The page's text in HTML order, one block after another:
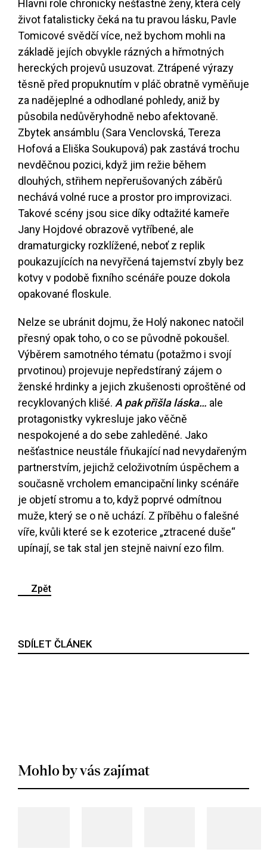
Hlavní role chronicky nešťastné ženy, která celý
život fatalisticky čeká na tu pravou lásku, Pavle
Tomicové svědčí více, než bychom mohli na
základě jejích obvykle rázných a hřmotných
hereckých projevů usuzovat. Ztrápené výrazy
těsně před propuknutím v pláč obratně vyměňuje
za nadějeplné a odhodlané pohledy, aniž by
působila nedůvěryhodně nebo afektovaně.
Zbytek ansámblu (Sara Venclovská, Tereza
Hofová a Eliška Soukupová) pak zastává trochu
nevděčnou pozici, když jim režie během
dlouhých, střihem nepřerušovaných záběrů
nechává volné ruce a prostor pro improvizaci.
Takové scény jsou sice díky odtažité kameře
Jany Hojdové obrazově vytříbené, ale
dramaturgicky rozklížené, neboť z replik
poukazujících na nevyřčená tajemství zbyly bez
kotvy v podobě fixního scénáře pouze dokola
opakované floskule.
Nelze se ubránit dojmu, že Holý nakonec natočil
přesný opak toho, o co se původně pokoušel.
Výběrem samotného tématu (potažmo i svojí
prvotinou) projevuje nepředstíraný zájem o
ženské hrdinky a jejich zkušenosti oproštěné od
recyklovaných klišé. A pak přišla láska… ale
protagonistky vykresluje jako věčně
nespokojené a do sebe zahleděné. Jako
nešťastnice neustále fňukající nad nevydařeným
partnerstvím, jejichž celoživotním úspěchem a
současně vrcholem emancipační linky scénáře
je objetí stromu a to, když poprvé odmítnou
muže, který se o ně uchází. Z příběhu o falešné
víře, kvůli které se k ezoterice „ztracené duše“
upínají, se tak stal jen stejně naivní ezo film.
Zpět
SDÍLET ČLÁNEK
Mohlo by vás zajímat